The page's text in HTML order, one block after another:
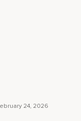
Millimeter bewegen
24, 2026